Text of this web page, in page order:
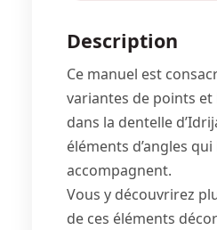
Description
Ce manuel est
variantes de points et
dans la dentelle
éléments d’angles qui
accompagnent.
Vous y découvrirez
de ces éléments